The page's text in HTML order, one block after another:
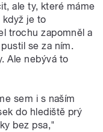
ale ty, které máme
když je to
trochu zapomněl a
se za ním.
Ale nebývá to
sem i s naším
do hlediště prý
bez psa,"